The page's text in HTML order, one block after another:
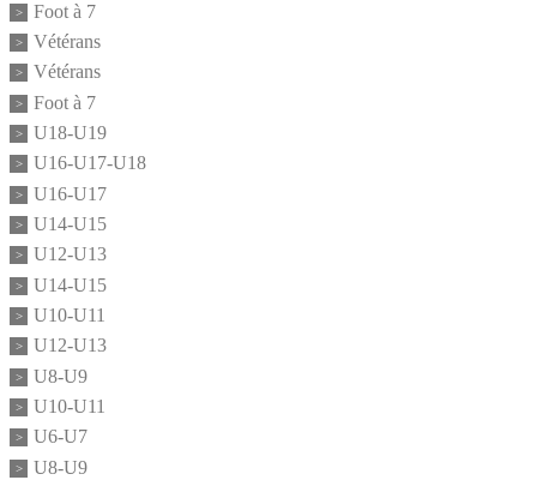
Foot à 7
Vétérans
Vétérans
Foot à 7
U18-U19
U16-U17-U18
U16-U17
U14-U15
U12-U13
U14-U15
U10-U11
U12-U13
U8-U9
U10-U11
U6-U7
U8-U9